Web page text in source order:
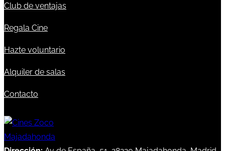
Club de ventajas
Regala Cine
Hazte voluntario
Alquiler de salas
Contacto